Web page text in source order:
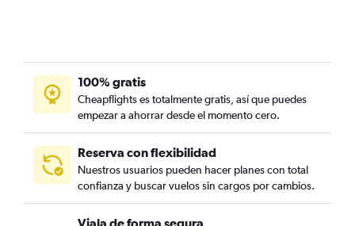
100% gratis
Cheapflights es totalmente gratis, así que puedes
empezar a ahorrar desde el momento cero.
Reserva con flexibilidad
Nuestros usuarios pueden hacer planes con total
confianza y buscar vuelos sin cargos por cambios.
Viaja de forma segura